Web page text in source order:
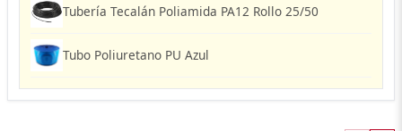
Tubería Tecalán Poliamida PA12 Rollo 25/50
Tubo Poliuretano PU Azul